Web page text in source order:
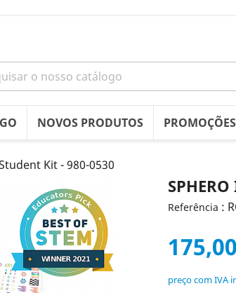
NOVOS PRODUTOS PROMOÇÕES
Kit - 980-0530
Referência :
preço com IVA